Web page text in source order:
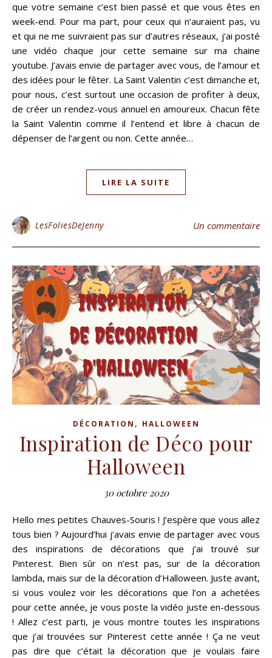
que votre semaine c’est bien passé et que vous êtes en
week-end. Pour ma part, pour ceux qui n’auraient pas, vu
et qui ne me suivraient pas sur d’autres réseaux, j’ai posté
une vidéo chaque jour cette semaine sur ma chaine
youtube. J’avais envie de partager avec vous, de l’amour et
des idées pour le fêter. La Saint Valentin c’est dimanche et,
pour nous, c’est surtout une occasion de profiter à deux,
de créer un rendez-vous annuel en amoureux. Chacun fête
la Saint Valentin comme il l’entend et libre à chacun de
dépenser de l’argent ou non. Cette année…
LIRE LA SUITE
LesFoliesDeJenny Un commentaire
DÉCORATION , HALLOWEEN
Inspiration de Déco pour
Halloween
30 octobre 2020
Hello mes petites Chauves-Souris ! J’espère que vous allez
tous bien ? Aujourd’hui j’avais envie de partager avec vous
des inspirations de décorations que j’ai trouvé sur
Pinterest. Bien sûr on n’est pas, sur de la décoration
lambda, mais sur de la décoration d’Halloween. Juste avant,
si vous voulez voir les décorations que l’on a achetées
pour cette année, je vous poste la vidéo juste en-dessous
! Allez c’est parti, je vous montre toutes les inspirations
que j’ai trouvées sur Pinterest cette année ! Ça ne veut
pas dire que c’était la décoration que je voulais faire